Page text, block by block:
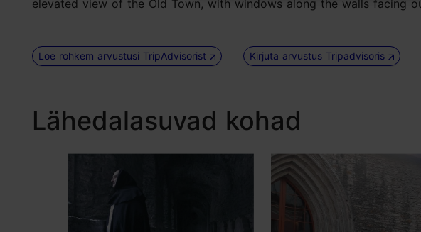
elevated view of the Old Town, with windows along the walls facing
Loe rohkem arvustusi TripAdvisorist Kirjuta arvustus Tripadvisoris
Lähedalasuvad kohad